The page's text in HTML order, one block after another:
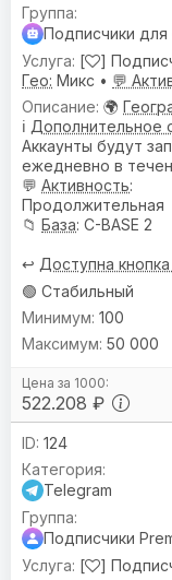
Подписчики для
[
]
Гео: Микс • 💬
🌍
ℹ️ Дополнительное
Аккаунты будут
ежедневно в
💬 Активность:
Продолжительная
📁 База: C-BASE 2
↩️ Доступна
🟢 Стабильный
522.208 ₽
100
50 000
124
Telegram
Подписчики
[
]